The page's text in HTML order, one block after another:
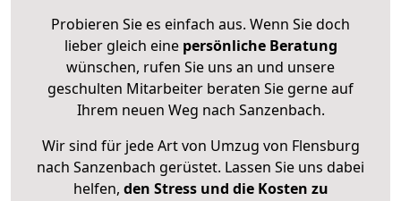
Probieren Sie es einfach aus. Wenn Sie doch
lieber gleich eine persönliche Beratung
wünschen, rufen Sie uns an und unsere
geschulten Mitarbeiter beraten Sie gerne auf
Ihrem neuen Weg nach Sanzenbach.
Wir sind für jede Art von Umzug von Flensburg
nach Sanzenbach gerüstet. Lassen Sie uns dabei
helfen, den Stress und die Kosten zu